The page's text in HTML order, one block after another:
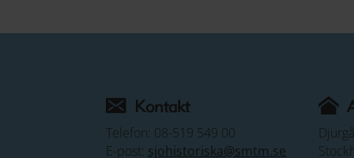
Kontakt
Telefon: 08-519 549 00
E-post: sjohistoriska@smtm.se